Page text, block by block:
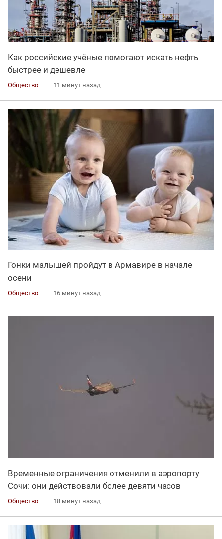
Как российские учёные помогают искать нефть
быстрее и дешевле
Общество 11 минут назад
Гонки малышей пройдут в Армавире в начале
осени
Общество 16 минут назад
Временные ограничения отменили в аэропорту
Сочи: они действовали более девяти часов
Общество 18 минут назад